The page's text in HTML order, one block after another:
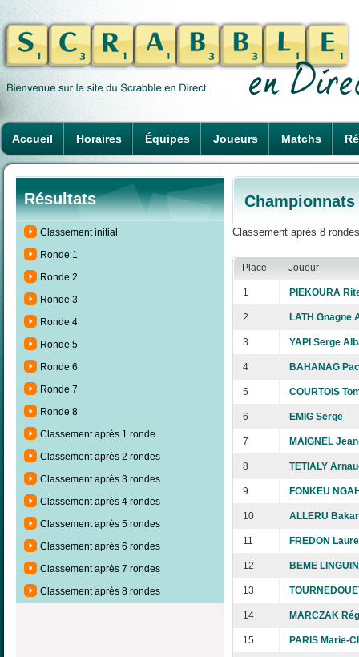
Accueil Horaires Équipes Joueurs Matchs
Résultats
Classement initial
Ronde 1
Ronde 2
Ronde 3
Ronde 4
Ronde 5
Ronde 6
Ronde 7
Ronde 8
Classement après 1 ronde
Classement après 2 rondes
Classement après 3 rondes
Classement après 4 rondes
Classement après 5 rondes
Classement après 6 rondes
Classement après 7 rondes
Classement après 8 rondes
Classement après 8
Place Joueur
1 PIEKOURA
2 LATH Gnagne
3 YAPI Serge
4 BAHANAG
5 COURTOIS
6 EMIG Serge
7 MAIGNEL
8 TETIALY
9 FONKEU
10 ALLERU
11 FREDON
12 BEME
13
14 MARCZAK
15 PARIS Marie-